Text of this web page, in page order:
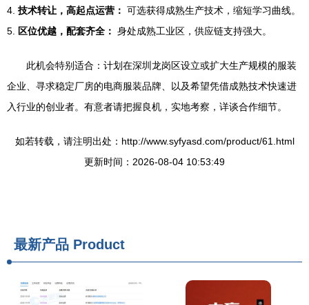
4. 技术转让，高起点运营： 可选获得成熟生产技术，缩短学习曲线。
5.
区位优越，配套齐全： 身处成熟工业区，供应链支持强大。
此机会特别适合：计划在深圳龙岗区设立或扩大生产规模的服装
企业、寻求稳定厂房的电商服装品牌、以及希望凭借成熟技术快速进
入行业的创业者。有意者请把握良机，实地考察，详谈合作细节。
如若转载，请注明出处：http://www.syfyasd.com/product/61.html
更新时间：2026-08-04 10:53:49
最新产品 Product